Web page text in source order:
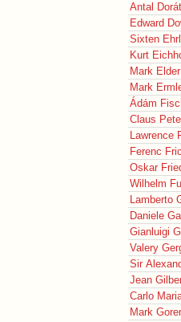
Antal
Edward
Sixten
Kurt
Mark Elder
Mark
Ádám
Claus
Lawrence
Ferenc
Oskar
Wilhelm
Lamberto
Daniele
Gianluigi
Valery
Sir
Jean
Carlo
Mark